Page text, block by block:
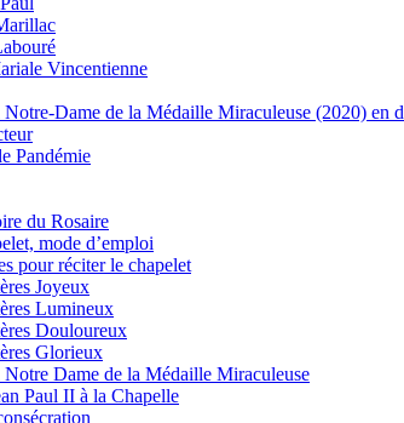
Vincentienne
Notre-Dame de la Médaille Miraculeuse (2020) en
Pandémie
du Rosaire
mode d’emploi
pour réciter le chapelet
Joyeux
Lumineux
Douloureux
Glorieux
Notre Dame de la Médaille Miraculeuse
Paul II à la Chapelle